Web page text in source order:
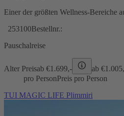
Einer der größten Wellness-Bereiche
253100Bestellnr.:
Pauschalreise
Alter Preisab €1.699,- ab €
pro PersonPreis pro Person
TUI MAGIC LIFE Plimmiri